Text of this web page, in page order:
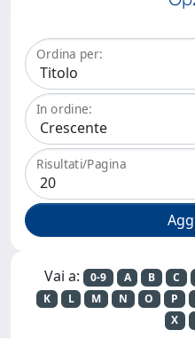
Ordina per:
In ordine:
Risultati/Pagina
Vai a: 0-9 A B C
K
L M N O P
X